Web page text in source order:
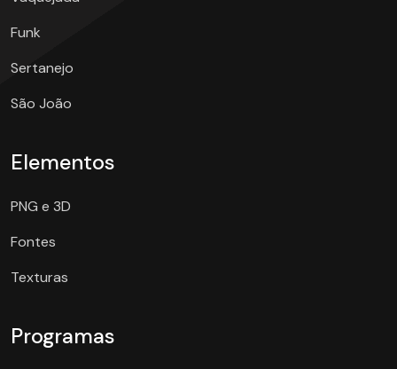
Funk
Sertanejo
São João
Elementos
PNG e 3D
Fontes
Texturas
Programas